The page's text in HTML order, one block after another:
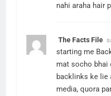
nahi araha hair
The Facts File
starting me
mat socho bhai
backlinks ke lie
media, quora